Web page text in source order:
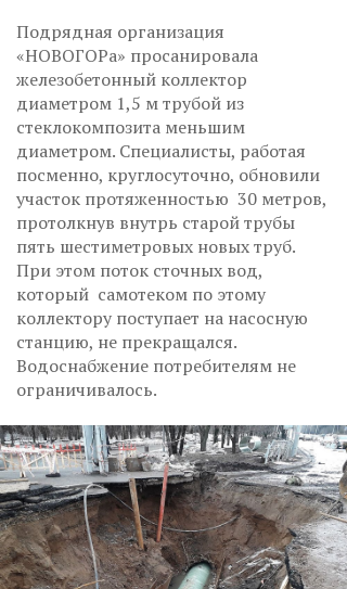
Подрядная организация
«НОВОГОРа» просанировала
железобетонный коллектор
диаметром 1,5 м трубой из
стеклокомпозита меньшим
диаметром. Специалисты, работая
посменно, круглосуточно, обновили
участок протяженностью 30 метров,
протолкнув внутрь старой трубы
пять шестиметровых новых труб.
При этом поток сточных вод,
который самотеком по этому
коллектору поступает на насосную
станцию, не прекращался.
Водоснабжение потребителям не
ограничивалось.